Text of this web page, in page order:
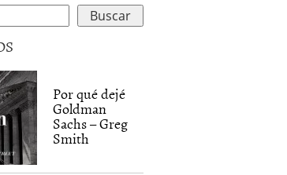
Por qué dejé
Goldman
Sachs – Greg
Smith